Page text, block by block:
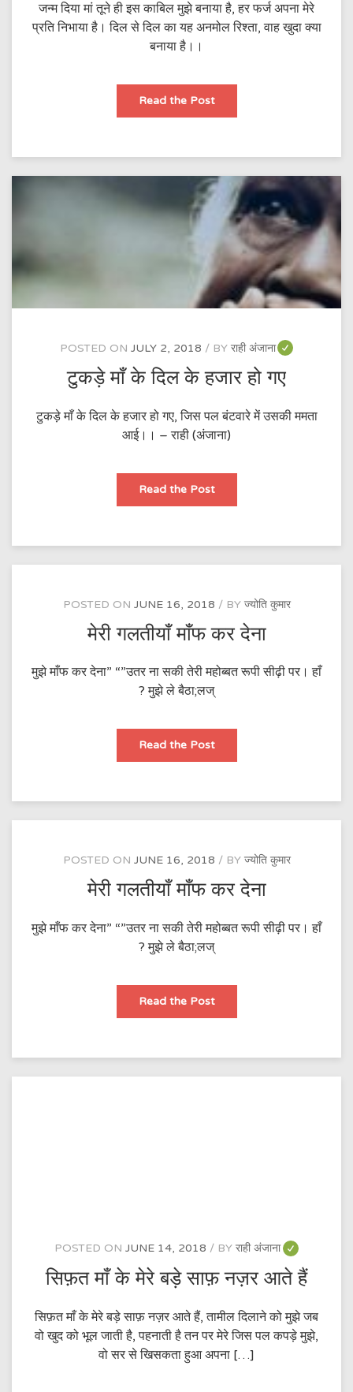
जन्म दिया मां तूने ही इस काबिल मुझे बनाया है, हर फर्ज अपना‌ मेरे
प्रति निभाया है। दिल से दिल का यह अनमोल रिश्ता, वाह खुदा क्या
बनाया है।।
Read the Postमां
POSTED ON JULY 2, 2018 BY राही अंजाना
टुकड़े माँ के दिल के हजार हो गए
टुकड़े माँ के दिल के हजार हो गए, जिस पल बंटवारे में उसकी ममता
आई।। – राही (अंजाना)
Read the Postटुकड़े
के
हजार
गए
POSTED ON JUNE 16, 2018 BY ज्योति कुमार
मेरी गलतीयाँ माँफ कर देना
मुझे माँफ कर देना” “”उतर ना सकी तेरी महोब्बत रूपी सीढ़ी पर। हाँ
? मुझे ले बैठा;लज्
Read the Postमेरी
माँफ
POSTED ON JUNE 16, 2018 BY ज्योति कुमार
मेरी गलतीयाँ माँफ कर देना
मुझे माँफ कर देना” “”उतर ना सकी तेरी महोब्बत रूपी सीढ़ी पर। हाँ
? मुझे ले बैठा;लज्
Read the Postमेरी
माँफ
POSTED ONJUNE 14, 2018 BYराही अंजाना
सिफ़त माँ के मेरे बड़े साफ़ नज़र आते हैं
सिफ़त माँ के मेरे बड़े साफ़ नज़र आते हैं, तामील दिलाने को मुझे जब
वो खुद को भूल जाती है, पहनाती है तन पर मेरे जिस पल कपड़े मुझे,
वो सर से खिसकता हुआ अपना […]